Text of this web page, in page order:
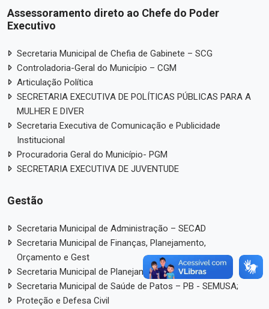
Assessoramento direto ao Chefe do Poder
Executivo
Secretaria Municipal de Chefia de Gabinete – SCG
Controladoria-Geral do Município – CGM
Articulação Política
SECRETARIA EXECUTIVA DE POLÍTICAS PÚBLICAS PARA A
MULHER E DIVER
Secretaria Executiva de Comunicação e Publicidade
Institucional
Procuradoria Geral do Município- PGM
SECRETARIA EXECUTIVA DE JUVENTUDE
Gestão
Secretaria Municipal de Administração – SECAD
Secretaria Municipal de Finanças, Planejamento,
Orçamento e Gest
Secretaria Municipal de Planejamento Urbano – SPU
Secretaria Municipal de Saúde de Patos – PB - SEMUSA;
Proteção e Defesa Civil